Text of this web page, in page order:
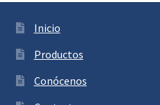
Inicio
Productos
Conócenos